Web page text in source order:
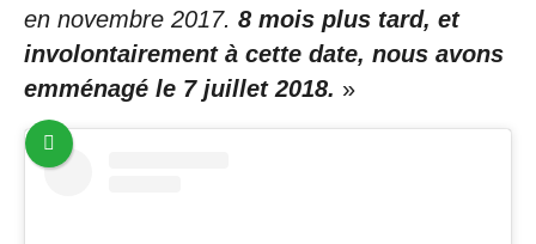
en novembre 2017. 8 mois plus tard, et
involontairement à cette date, nous avons
emménagé le 7 juillet 2018. »